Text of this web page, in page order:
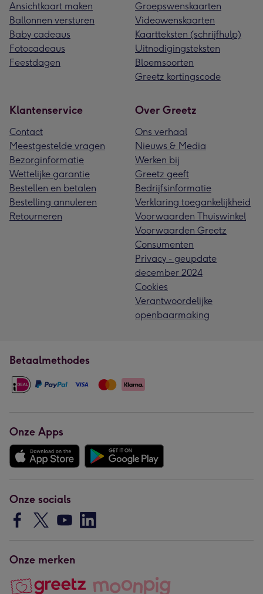
Ansichtkaart maken
Ballonnen versturen
Baby cadeaus
Fotocadeaus
Feestdagen
Groepswenskaarten
Videowenskaarten
Kaartteksten (schrijfhulp)
Uitnodigingsteksten
Bloemsoorten
Greetz kortingscode
Klantenservice
Contact
Meestgestelde vragen
Bezorginformatie
Wettelijke garantie
Bestellen en betalen
Bestelling annuleren
Retourneren
Over Greetz
Ons verhaal
Nieuws & Media
Werken bij
Greetz geeft
Bedrijfsinformatie
Verklaring toegankelijkheid
Voorwaarden Thuiswinkel
Voorwaarden Greetz
Consumenten
Privacy - geupdate
december 2024
Cookies
Verantwoordelijke
openbaarmaking
Betaalmethodes
Onze Apps
Onze socials
Onze merken